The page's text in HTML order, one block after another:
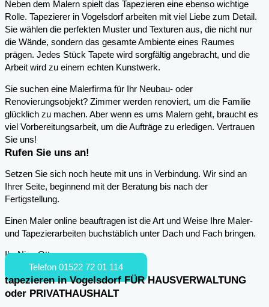
Neben dem Malern spielt das Tapezieren eine ebenso wichtige
Rolle. Tapezierer in Vogelsdorf arbeiten mit viel Liebe zum Detail.
Sie wählen die perfekten Muster und Texturen aus, die nicht nur
die Wände, sondern das gesamte Ambiente eines Raumes
prägen. Jedes Stück Tapete wird sorgfältig angebracht, und die
Arbeit wird zu einem echten Kunstwerk.
Sie suchen eine Malerfirma für Ihr Neubau- oder
Renovierungsobjekt? Zimmer werden renoviert, um die Familie
glücklich zu machen. Aber wenn es ums Malern geht, braucht es
viel Vorbereitungsarbeit, um die Aufträge zu erledigen. Vertrauen
Sie uns!
Rufen Sie uns an!
Setzen Sie sich noch heute mit uns in Verbindung. Wir sind an
Ihrer Seite, beginnend mit der Beratung bis nach der
Fertigstellung.
Einen Maler online beauftragen ist die Art und Weise Ihre Maler-
und Tapezierarbeiten buchstäblich unter Dach und Fach bringen.
Ihr Nico Otto
Telefon 01522 72 01 114
tapezieren in Vogelsdorf FÜR HAUSVERWALTUNG
oder PRIVATHAUSHALT